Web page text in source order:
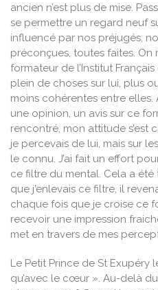
ancien n’est plus de mise.
se permettre un regard neuf
influencé par nos préjugés,
préconçues, toutes faites. On
formateur de l’Institut
plein de choses sur lui, plus
moins cohérentes entre elles.
une opinion, un avis sur ce
rencontré, mon attitude s’est
je percevais de lui, mais sur
le connu. J’ai fait un effort
ce filtre du mental. Cela a
que j’enlevais ce filtre, il
chaque fois que je croise ce
recevoir une impression
met en travers de mes
Le Petit Prince de St Exupéry
qu’avec le cœur ». Au-delà